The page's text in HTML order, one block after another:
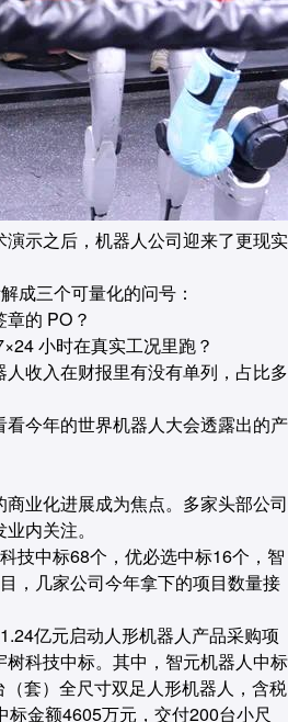
示之后，机器人公司迎来了更现实
成三个可量化的问号：
的 PO？
小时在真实工况里跑？
收入在财报里有没有单列，占比多
今年的世界机器人大会透露出的产
业化进展成为焦点。多家头部公司
内关注。
技中标68个，优必选中标16个，智
，几家公司今年拿下的项目数量接
亿元启动人形机器人产品采购项
科技中标。其中，智元机器人中标
套）全尺寸双足人形机器人，含税
金额4605万元，交付200台小尺